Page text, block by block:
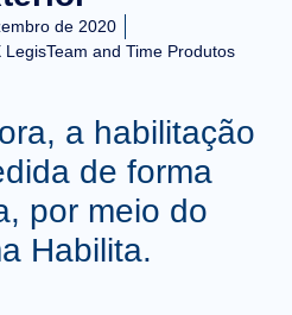
de 2020
LegisTeam and Time Produtos
a habilitação
de forma
por meio do
Habilita.